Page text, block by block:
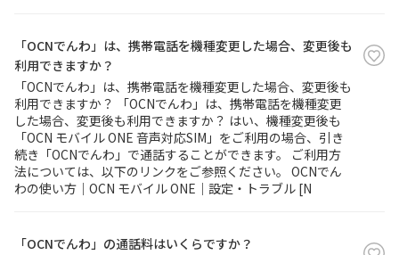
「OCNでんわ」は、携帯電話を機種変更した場合、変更後も
利用できますか？
「OCNでんわ」は、携帯電話を機種変更した場合、変更後も
利用できますか？ 「OCNでんわ」は、携帯電話を機種変更
した場合、変更後も利用できますか？ はい、機種変更後も
「OCN モバイル ONE 音声対応SIM」をご利用の場合、引き
続き「OCNでんわ」で通話することができます。 ご利用方
法については、以下のリンクをご参照ください。 OCNでん
わの使い方｜OCN モバイル ONE｜設定・トラブル [N
「OCNでんわ」の通話料はいくらですか？